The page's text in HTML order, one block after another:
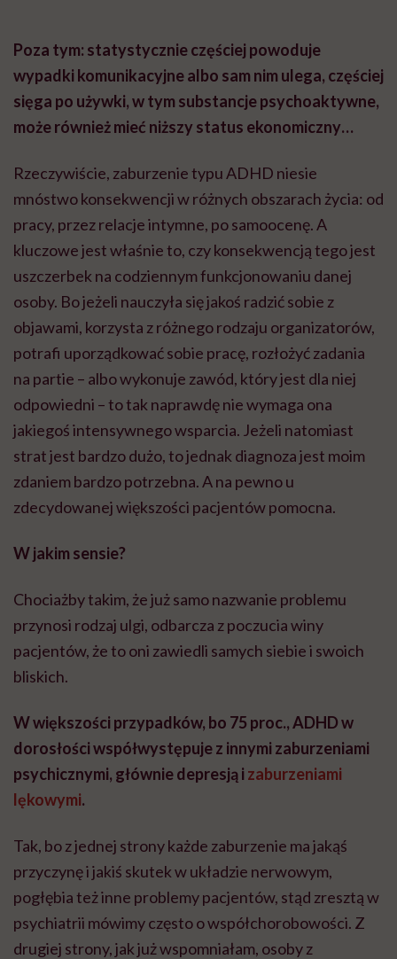
Poza tym: statystycznie częściej powoduje
wypadki komunikacyjne albo sam nim ulega, częściej
sięga po używki, w tym substancje psychoaktywne,
może również mieć niższy status ekonomiczny…
Rzeczywiście, zaburzenie typu ADHD niesie
mnóstwo konsekwencji w różnych obszarach życia: od
pracy, przez relacje intymne, po samoocenę. A
kluczowe jest właśnie to, czy konsekwencją tego jest
uszczerbek na codziennym funkcjonowaniu danej
osoby. Bo jeżeli nauczyła się jakoś radzić sobie z
objawami, korzysta z różnego rodzaju organizatorów,
potrafi uporządkować sobie pracę, rozłożyć zadania
na partie – albo wykonuje zawód, który jest dla niej
odpowiedni – to tak naprawdę nie wymaga ona
jakiegoś intensywnego wsparcia. Jeżeli natomiast
strat jest bardzo dużo, to jednak diagnoza jest moim
zdaniem bardzo potrzebna. A na pewno u
zdecydowanej większości pacjentów pomocna.
W jakim sensie?
Chociażby takim, że już samo nazwanie problemu
przynosi rodzaj ulgi, odbarcza z poczucia winy
pacjentów, że to oni zawiedli samych siebie i swoich
bliskich.
W większości przypadków, bo 75 proc., ADHD w
dorosłości współwystępuje z innymi zaburzeniami
psychicznymi, głównie depresją i zaburzeniami
lękowymi.
Tak, bo z jednej strony każde zaburzenie ma jakąś
przyczynę i jakiś skutek w układzie nerwowym,
pogłębia też inne problemy pacjentów, stąd zresztą w
psychiatrii mówimy często o współchorobowości. Z
drugiej strony, jak już wspomniałam, osoby z